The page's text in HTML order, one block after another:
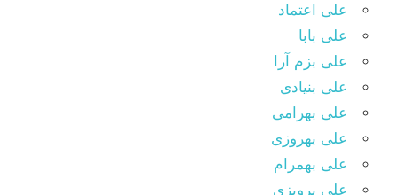
علی اعتماد
علی بابا
علی بزم آرا
علی بنیادی
علی بهرامی
علی بهروزی
علی بهمرام
علی پرویزی